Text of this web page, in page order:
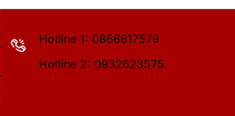
Hotline 1: 0866617579
Hotline 2: 0932623575